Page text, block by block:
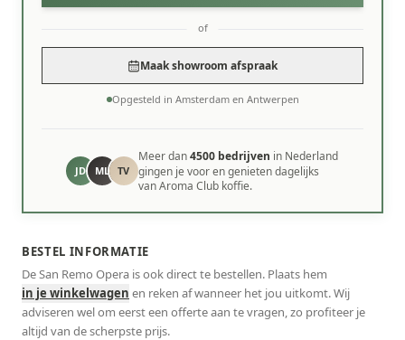
of
Maak showroom afspraak
Opgesteld in Amsterdam en Antwerpen
JD ML TV
Meer dan4500 bedrijven in Nederland
gingen je voor en genieten dagelijks
van Aroma Club koffie.
BESTEL INFORMATIE
De San Remo Opera is ook direct te bestellen. Plaats hem
in je winkelwagen en reken af wanneer het jou uitkomt. Wij
adviseren wel om eerst een offerte aan te vragen, zo profiteer je
altijd van de scherpste prijs.